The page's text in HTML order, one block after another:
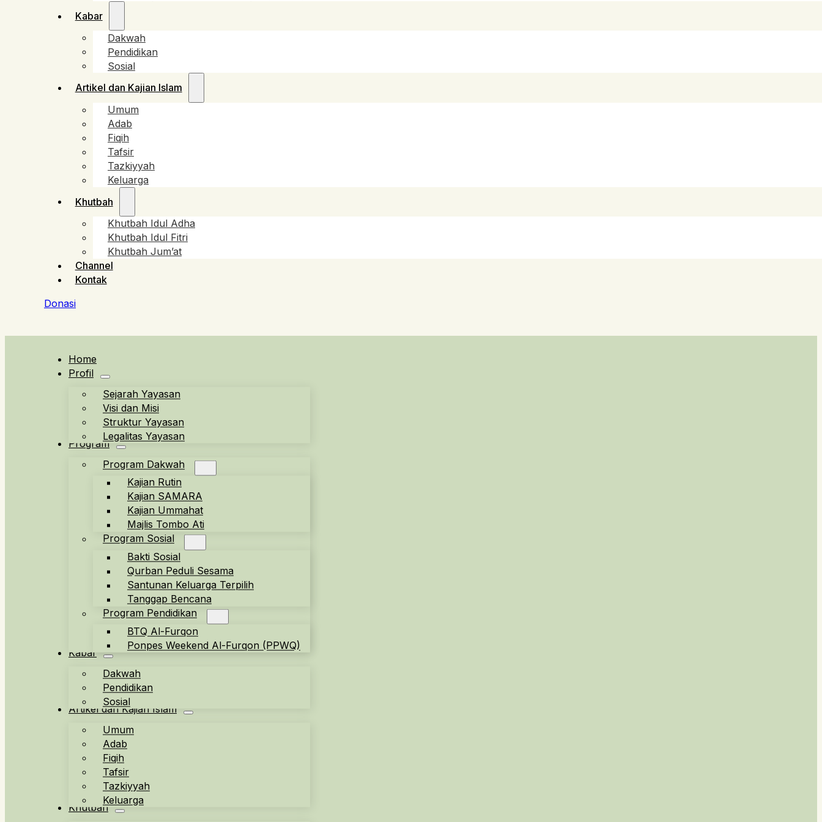
Kabar
Dakwah
Pendidikan
Sosial
Artikel dan Kajian Islam
Umum
Adab
Fiqih
Tafsir
Tazkiyyah
Keluarga
Khutbah
Khutbah Idul Adha
Khutbah Idul Fitri
Khutbah Jum’at
Channel
Kontak
Donasi
Home
Profil
Sejarah Yayasan
Visi dan Misi
Struktur Yayasan
Legalitas Yayasan
Program
Program Dakwah
Kajian Rutin
Kajian SAMARA
Kajian Ummahat
Majlis Tombo Ati
Program Sosial
Bakti Sosial
Qurban Peduli Sesama
Santunan Keluarga Terpilih
Tanggap Bencana
Program Pendidikan
BTQ Al-Furqon
Ponpes Weekend Al-Furqon (PPWQ)
Kabar
Dakwah
Pendidikan
Sosial
Artikel dan Kajian Islam
Umum
Adab
Fiqih
Tafsir
Tazkiyyah
Keluarga
Khutbah